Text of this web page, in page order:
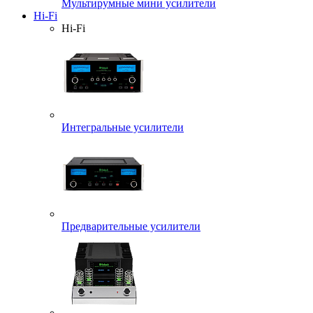
Мультирумные мини усилители
Hi-Fi
Hi-Fi
Интегральные усилители
Предварительные усилители